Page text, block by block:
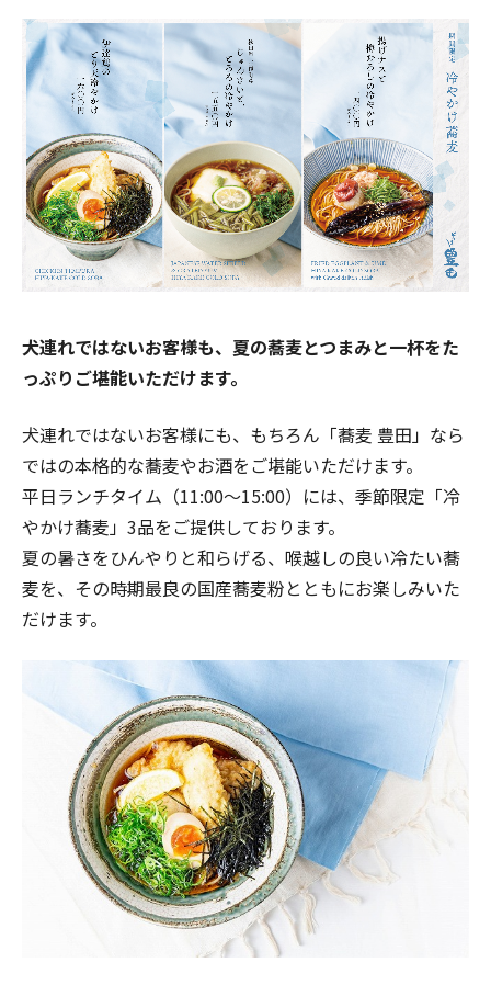
犬連れではないお客様も、夏の蕎麦とつまみと一杯をた
っぷりご堪能いただけます。
犬連れではないお客様にも、もちろん「蕎麦 豊田」なら
ではの本格的な蕎麦やお酒をご堪能いただけます。
平日ランチタイム（11:00～15:00）には、季節限定「冷
やかけ蕎麦」3品をご提供しております。
夏の暑さをひんやりと和らげる、喉越しの良い冷たい蕎
麦を、その時期最良の国産蕎麦粉とともにお楽しみいた
だけます。